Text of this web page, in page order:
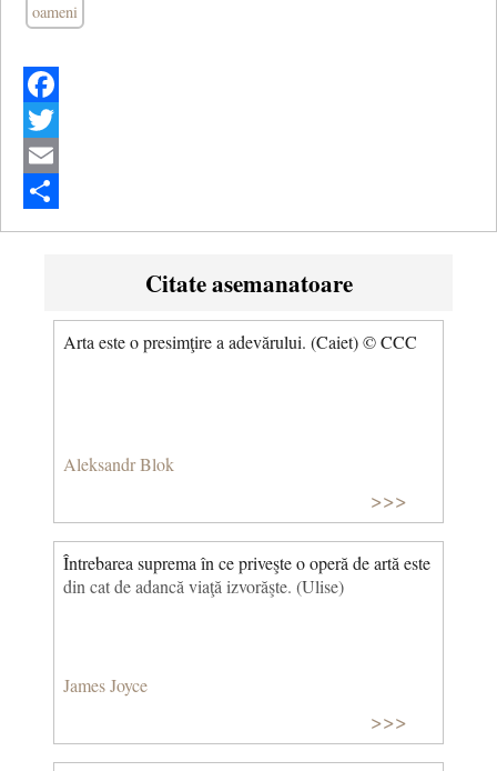
oameni
Facebook
Twitter
Email
Share
Citate asemanatoare
Arta este o presimţire a adevărului. (Caiet) © CCC
Aleksandr Blok
>>>
Întrebarea suprema în ce priveşte o operă de artă este
din cat de adancă viaţă izvorăşte. (Ulise)
James Joyce
>>>